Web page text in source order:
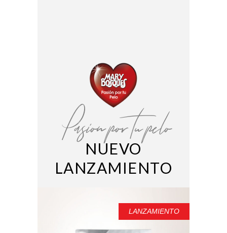
Pasion por tu pelo
NUEVO
LANZAMIENTO
LANZAMIENTO